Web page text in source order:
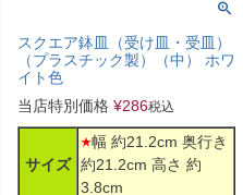
スクエア鉢皿（受け皿・受皿）
（プラスチック製）（中） ホワ
イト色
当店特別価格 ¥286税込
サイズ
幅 約21.2cm 奥行き
約21.2cm 高さ 約
3.8cm